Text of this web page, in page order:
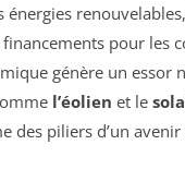
énergies
pour les
génère un essor
l’éolien et le
des piliers d’un